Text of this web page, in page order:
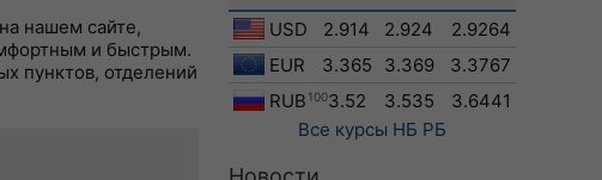
нашем сайте,
и быстрым.
пунктов, отделений
USD 2.914 2.924
2.9264
EUR
3.365 3.369
3.3767
RUB 1003.52 3.535
3.6441
Все курсы НБ РБ